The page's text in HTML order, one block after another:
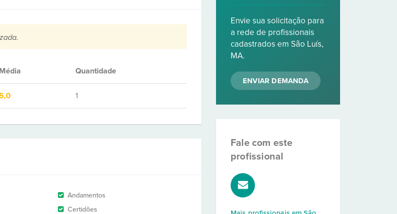
Média Quantidade
5,0 1
Andamentos
Certidões
Envie sua solicitação para
a rede de profissionais
cadastrados em São Luís,
MA.
ENVIAR DEMANDA
Fale com este
profissional